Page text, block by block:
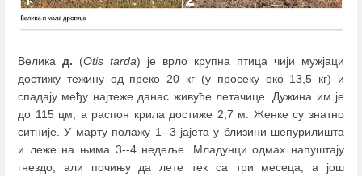
Велика д. (Otis tarda) је врло крупна птица чији мужјаци
достижу тежину од преко 20 кг (у просеку око 13,5 кг) и
спадају међу најтеже данас живуће летачице. Дужина им је
до 115 цм, а распон крила достиже 2,7 м. Женке су знатно
ситније. У марту полажу 1--3 јајета у близини шепурилишта
и леже на њима 3--4 недеље. Младунци одмах напуштају
гнездо, али почињу да лете тек са три месеца, а још